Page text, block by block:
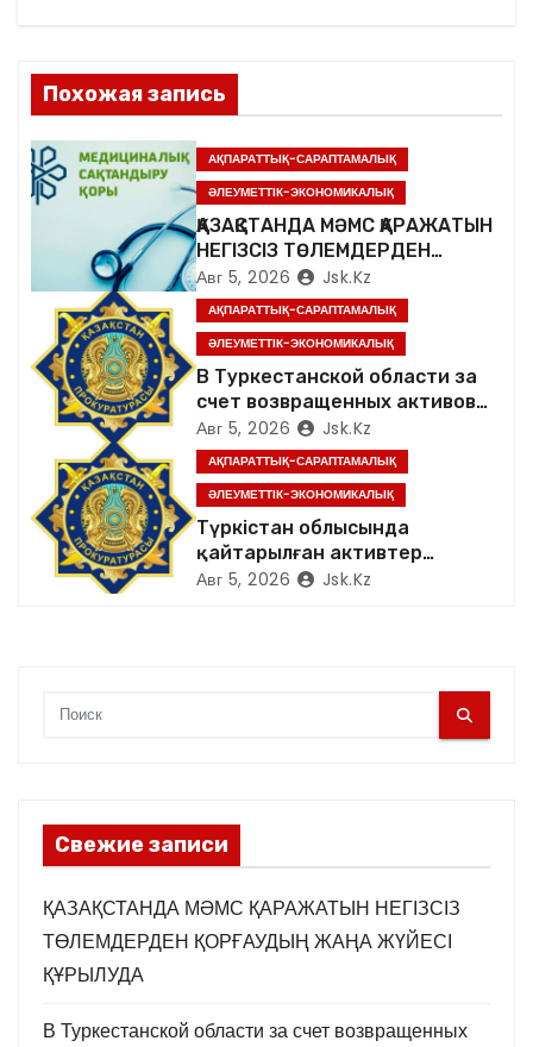
и
я
п
о
п
и
я
м
Похожая запись
АҚПАРАТТЫҚ-САРАПТАМАЛЫҚ
ӘЛЕУМЕТТІК-ЭКОНОМИКАЛЫҚ
ҚАЗАҚСТАНДА МӘМС ҚАРАЖАТЫН
НЕГІЗСІЗ ТӨЛЕМДЕРДЕН
ҚОРҒАУДЫҢ ЖАҢА ЖҮЙЕСІ
ҚҰРЫЛУДА
Авг 5, 2026 Jsk.kz
АҚПАРАТТЫҚ-САРАПТАМАЛЫҚ
ӘЛЕУМЕТТІК-ЭКОНОМИКАЛЫҚ
В Туркестанской области за
счет возвращенных активов
население обеспечено
качественной питьевой водой
Авг 5, 2026 Jsk.kz
АҚПАРАТТЫҚ-САРАПТАМАЛЫҚ
ӘЛЕУМЕТТІК-ЭКОНОМИКАЛЫҚ
Түркістан облысында
қайтарылған активтер
есебінен халық сапалы ауыз
Авг 5, 2026 Jsk.kz
Свежие записи
ҚАЗАҚСТАНДА МӘМС ҚАРАЖАТЫН НЕГІЗСІЗ
ТӨЛЕМДЕРДЕН ҚОРҒАУДЫҢ ЖАҢА ЖҮЙЕСІ
ҚҰРЫЛУДА
В Туркестанской области за счет возвращенных